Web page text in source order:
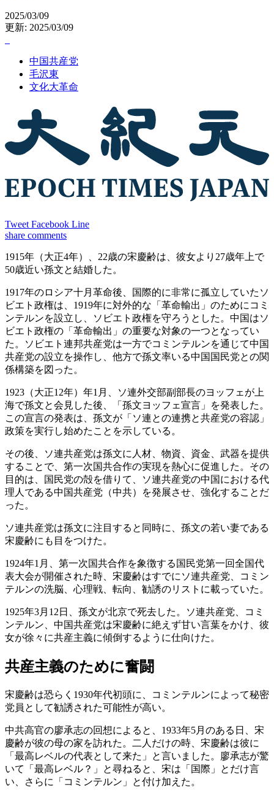
2025/03/09
更新: 2025/03/09
中国共産党
毛沢東
文化大革命
Tweet Facebook Line
share comments
1915年（大正4年）、22歳の宋慶齢は、彼女より27歳年上で
50歳近い孫文と結婚した。
1917年のロシア十月革命後、国際的に非常に孤立していたソ
ビエト政権は、1919年に対外的な「革命輸出」のためにコミ
ンテルンを設立し、ソビエト政権を守ろうとした。中国はソ
ビエト政権の「革命輸出」の重要な対象の一つとなってい
た。ソビエト連邦共産党は一方でコミンテルンを通じて中国
共産党の設立を操作し、他方で孫文率いる中国国民党との関
係構築を図った。
1923（大正12年）年1月、ソ連外交部副部長のヨッフェが上
海で孫文と会見した後、「孫文ヨッフェ宣言」を発表した。
この宣言の発表は、孫文が「ソ連との連携と共産党の容認」
政策を実行し始めたことを示している。
その後、ソ連共産党は孫文に人材、物資、資金、武器を提供
することで、第一次国共合作の実現を熱心に促進した。その
目的は、国民党の殻を借りて、ソ連共産党の中国における代
理人である中国共産党（中共）を発展させ、強化することだ
った。
ソ連共産党は孫文に注目すると同時に、孫文の若い妻である
宋慶齢にも目をつけた。
1924年1月、第一次国共合作を象徴する国民党第一回全国代
表大会が開催された時、宋慶齢はすでにソ連共産党、コミン
テルンの洗脳、心理戦、転向、勧誘のリストに載っていた。
1925年3月12日、孫文が北京で死去した。ソ連共産党、コミ
ンテルン、中国共産党は宋慶齢に絶えず甘い言葉をかけ、彼
女が徐々に共産主義に傾倒するように仕向けた。
共産主義のために奮闘
宋慶齢は恐らく1930年代初頭に、コミンテルンによって秘密
党員として勧誘された可能性が高い。
中共高官の廖承志の回想によると、1933年5月のある日、宋
慶齢が彼の母の家を訪れた。二人だけの時、宋慶齢は彼に
「最高レベルの代表として来た」と言いました。廖承志が驚
いて「最高レベル？」と尋ねると、宋は「国際」とだけ言
い、さらに「コミンテルン」と付け加えた。